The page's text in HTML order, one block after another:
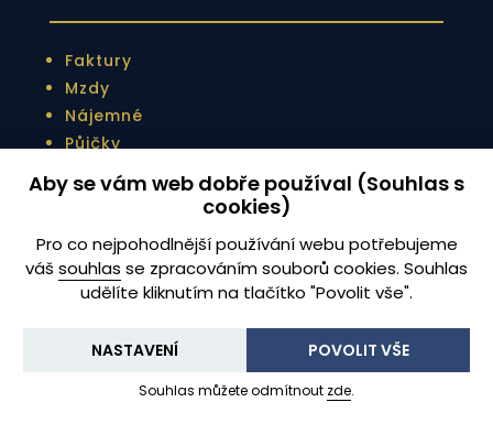
Faktury
Mzdy
Nájemné
Půjčky
Směnky
ZPŮSOBY VYMÁHÁNÍ
Mimosoudní vymáhání
Vymáhání pohledávek exekucí
Aby se vám web dobře používal (Souhlas s
cookies)
Pro co nejpohodlnější používání webu potřebujeme
váš souhlas se zpracováním souborů cookies. Souhlas
udělíte kliknutím na tlačítko "Povolit vše".
POVOLIT VŠE
NASTAVENÍ
Souhlas můžete odmítnout zde.